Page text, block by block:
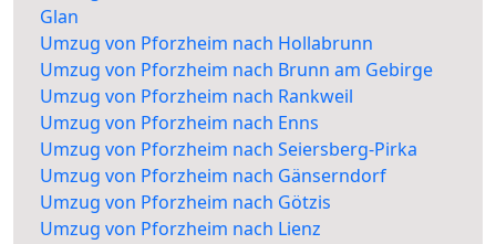
Glan
Umzug von Pforzheim nach Hollabrunn
Umzug von Pforzheim nach Brunn am Gebirge
Umzug von Pforzheim nach Rankweil
Umzug von Pforzheim nach Enns
Umzug von Pforzheim nach Seiersberg-Pirka
Umzug von Pforzheim nach Gänserndorf
Umzug von Pforzheim nach Götzis
Umzug von Pforzheim nach Lienz